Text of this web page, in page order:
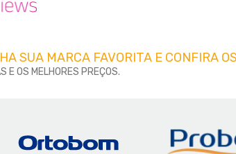
SUA MARCA FAVORITA E CONFIRA
E OS MELHORES PREÇOS.